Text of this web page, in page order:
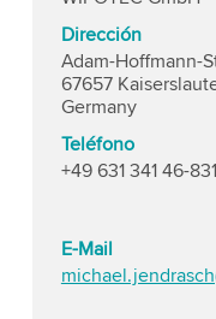
Dirección
Adam-Hoffmann-
67657
Germany
Teléfono
+49 631 341 46-
E-Mail